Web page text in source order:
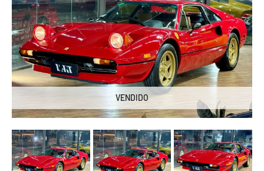
VENDIDO